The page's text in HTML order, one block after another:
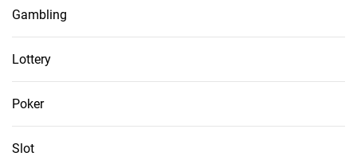
Gambling
Lottery
Poker
Slot